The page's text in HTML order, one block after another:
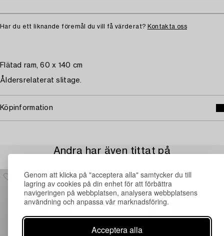
Genom att klicka på "acceptera alla" samtycker du till
lagring av cookies på din enhet för att förbättra
navigeringen på webbplatsen, analysera webbplatsens
användning och anpassa vår marknadsföring.
Acceptera alla
Har du ett liknande föremål du vill få värderat? Kontakta oss
Flätad ram, 60 x 140 cm
Åldersrelaterat slitage.
Köpinformation
Andra har även tittat på